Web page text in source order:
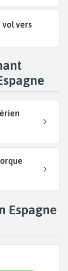
vol vers
Espagne